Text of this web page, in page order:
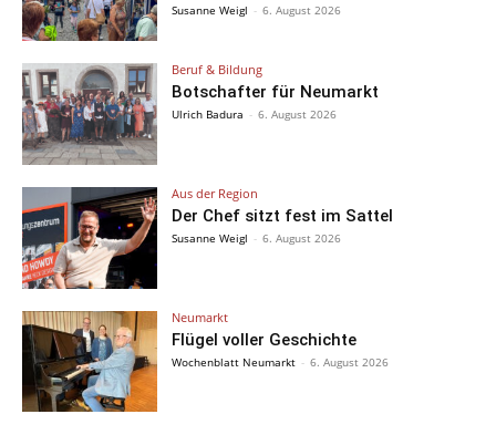
Susanne Weigl - 6. August 2026
Beruf & Bildung
Botschafter für Neumarkt
Ulrich Badura - 6. August 2026
Aus der Region
Der Chef sitzt fest im Sattel
Susanne Weigl - 6. August 2026
Neumarkt
Flügel voller Geschichte
Wochenblatt Neumarkt - 6. August 2026